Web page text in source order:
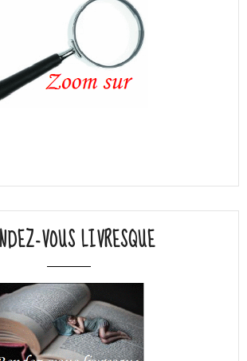
VOUS LIVRESQUE